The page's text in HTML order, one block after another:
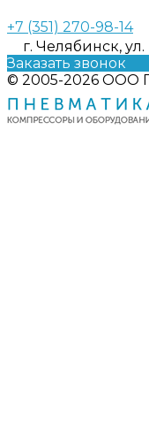
+7 (351) 270-98-14
г. Челябинск,
Заказать звонок
© 2005-2026 ООО